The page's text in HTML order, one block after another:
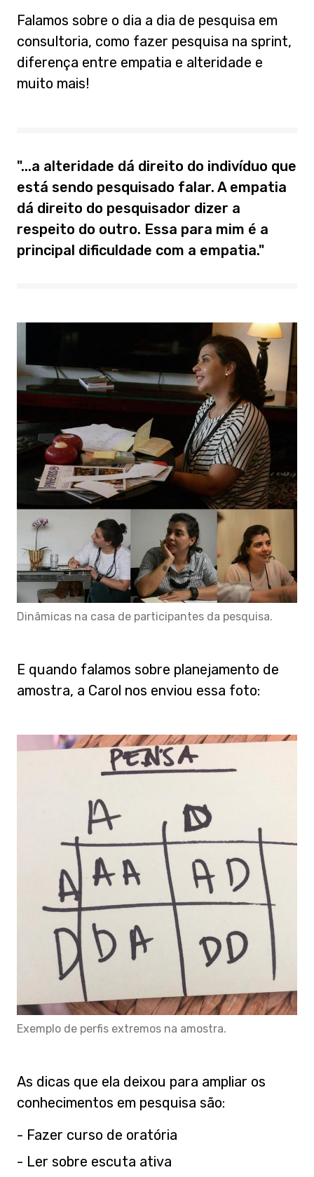
Falamos sobre o dia a dia de pesquisa em
consultoria, como fazer pesquisa na sprint,
diferença entre empatia e alteridade e
muito mais!
"...a alteridade dá direito do indivíduo que
está sendo pesquisado falar. A empatia
dá direito do pesquisador dizer a
respeito do outro. Essa para mim é a
principal dificuldade com a empatia."
Dinâmicas na casa de participantes da pesquisa.
E quando falamos sobre planejamento de
amostra, a Carol nos enviou essa foto:
Exemplo de perfis extremos na amostra.
As dicas que ela deixou para ampliar os
conhecimentos em pesquisa são:
- Fazer curso de oratória
- Ler sobre escuta ativa